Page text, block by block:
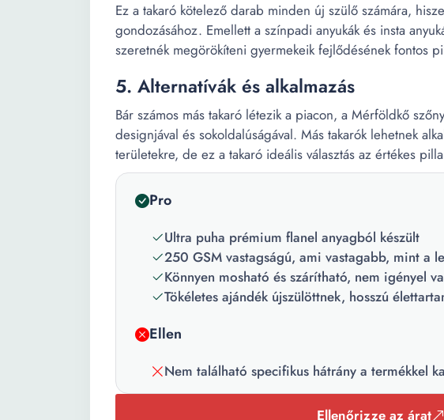
Ez a takaró kötelező darab minden új szülő számára,
gondozásához. Emellett a színpadi anyukák és insta
szeretnék megörökíteni gyermekeik fejlődésének fontos
5. Alternatívák és alkalmazás
Bár számos más takaró létezik a piacon, a Mérföldkő
designjával és sokoldalúságával. Más takarók lehetnek
területekre, de ez a takaró ideális választás az értékes
Pro
Ultra puha prémium flanel anyagból készült
250 GSM vastagságú, ami vastagabb, mint a
Könnyen mosható és szárítható, nem igényel
Tökéletes ajándék újszülöttnek, hosszú
Ellen
Nem található specifikus hátrány a termékkel
Ellenőrizze az árat